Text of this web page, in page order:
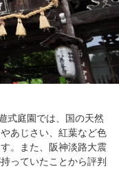
式庭園では、国の天然
あじさい、紅葉など色
。また、阪神淡路大震
っていたことから評判